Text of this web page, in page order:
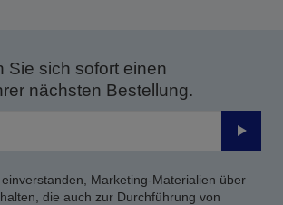
Sie sich sofort einen
nächsten Bestellung.
Senden
Marketing-Materialien über
die auch zur Durchführung von